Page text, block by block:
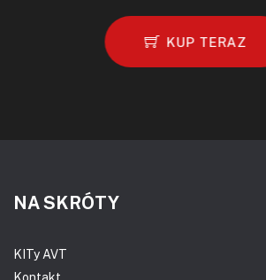
KUP TERAZ
NA SKRÓTY
KITy AVT